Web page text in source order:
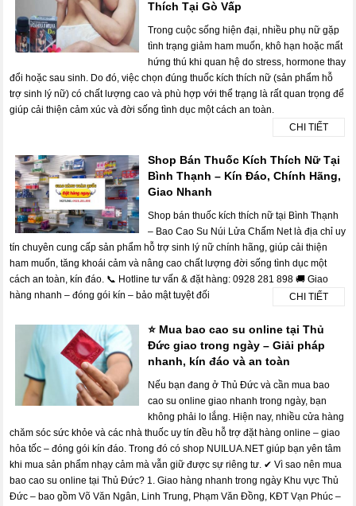
Thích Tại Gò Vấp
Trong cuộc sống hiện đại, nhiều phụ nữ gặp
tình trạng giảm ham muốn, khô hạn hoặc mất
hứng thú khi quan hệ do stress, hormone thay
đổi hoặc sau sinh. Do đó, việc chọn đúng thuốc kích thích nữ (sản phẩm hỗ
trợ sinh lý nữ) có chất lượng cao và phù hợp với thể trạng là rất quan trọng để
giúp cải thiện cảm xúc và đời sống tình dục một cách an toàn.
CHI TIẾT
Shop Bán Thuốc Kích Thích Nữ Tại
Bình Thạnh – Kín Đáo, Chính Hãng,
Giao Nhanh
Shop bán thuốc kích thích nữ tại Bình Thạnh
– Bao Cao Su Núi Lửa Chấm Net là địa chỉ uy
tín chuyên cung cấp sản phẩm hỗ trợ sinh lý nữ chính hãng, giúp cải thiện
ham muốn, tăng khoái cảm và nâng cao chất lượng đời sống tình dục một
cách an toàn, kín đáo. 📞 Hotline tư vấn & đặt hàng: 0928 281 898 🚚 Giao
hàng nhanh – đóng gói kín – bảo mật tuyệt đối
CHI TIẾT
⭐ Mua bao cao su online tại Thủ
Đức giao trong ngày – Giải pháp
nhanh, kín đáo và an toàn
Nếu bạn đang ở Thủ Đức và cần mua bao
cao su online giao nhanh trong ngày, bạn
không phải lo lắng. Hiện nay, nhiều cửa hàng
chăm sóc sức khỏe và các nhà thuốc uy tín đều hỗ trợ đặt hàng online – giao
hỏa tốc – đóng gói kín đáo. Trong đó có shop NUILUA.NET giúp bạn yên tâm
khi mua sản phẩm nhạy cảm mà vẫn giữ được sự riêng tư. ✔ Vì sao nên mua
bao cao su online tại Thủ Đức? 1. Giao hàng nhanh trong ngày Khu vực Thủ
Đức – bao gồm Võ Văn Ngân, Linh Trung, Phạm Văn Đồng, KĐT Vạn Phúc –